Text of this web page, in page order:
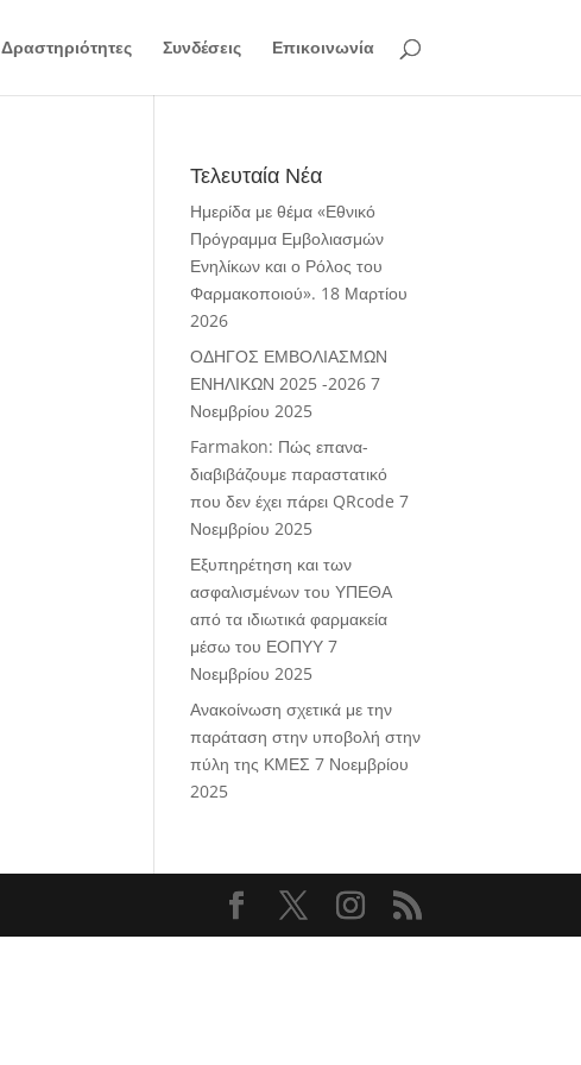
Δραστηριότητες Συνδέσεις Επικοινωνία
Τελευταία Νέα
Ημερίδα με θέμα «Εθνικό
Πρόγραμμα Εμβολιασμών
Ενηλίκων και ο Ρόλος του
Φαρμακοποιού». 18 Μαρτίου
2026
ΟΔΗΓΟΣ ΕΜΒΟΛΙΑΣΜΩΝ
ΕΝΗΛΙΚΩΝ 2025 -2026 7
Νοεμβρίου 2025
Farmakon: Πώς επανα-
διαβιβάζουμε παραστατικό
που δεν έχει πάρει QRcode 7
Νοεμβρίου 2025
Εξυπηρέτηση και των
ασφαλισμένων του ΥΠΕΘΑ
από τα ιδιωτικά φαρμακεία
μέσω του ΕΟΠΥΥ 7
Νοεμβρίου 2025
Ανακοίνωση σχετικά με την
παράταση στην υποβολή στην
πύλη της ΚΜΕΣ 7 Νοεμβρίου
2025